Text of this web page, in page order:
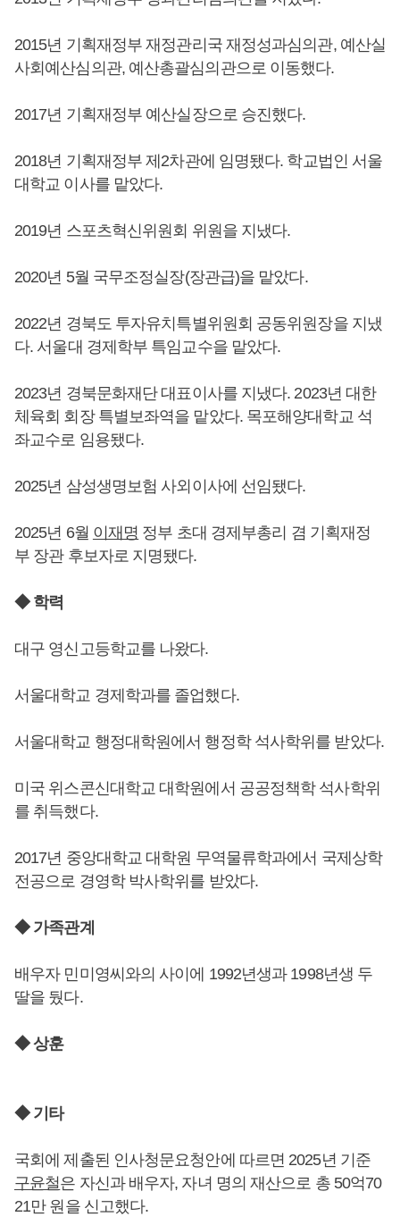
2015년 기획재정부 재정관리국 재정성과심의관, 예산실
사회예산심의관, 예산총괄심의관으로 이동했다.
2017년 기획재정부 예산실장으로 승진했다.
2018년 기획재정부 제2차관에 임명됐다. 학교법인 서울
대학교 이사를 맡았다.
2019년 스포츠혁신위원회 위원을 지냈다.
2020년 5월 국무조정실장(장관급)을 맡았다.
2022년 경북도 투자유치특별위원회 공동위원장을 지냈
다. 서울대 경제학부 특임교수을 맡았다.
2023년 경북문화재단 대표이사를 지냈다. 2023년 대한
체육회 회장 특별보좌역을 맡았다. 목포해양대학교 석
좌교수로 임용됐다.
2025년 삼성생명보험 사외이사에 선임됐다.
2025년 6월 이재명 정부 초대 경제부총리 겸 기획재정
부 장관 후보자로 지명됐다.
◆ 학력
대구 영신고등학교를 나왔다.
서울대학교 경제학과를 졸업했다.
서울대학교 행정대학원에서 행정학 석사학위를 받았다.
미국 위스콘신대학교 대학원에서 공공정책학 석사학위
를 취득했다.
2017년 중앙대학교 대학원 무역물류학과에서 국제상학
전공으로 경영학 박사학위를 받았다.
◆ 가족관계
배우자 민미영씨와의 사이에 1992년생과 1998년생 두
딸을 뒀다.
◆ 상훈
◆ 기타
국회에 제출된 인사청문요청안에 따르면 2025년 기준
구윤철은 자신과 배우자, 자녀 명의 재산으로 총 50억70
21만 원을 신고했다.